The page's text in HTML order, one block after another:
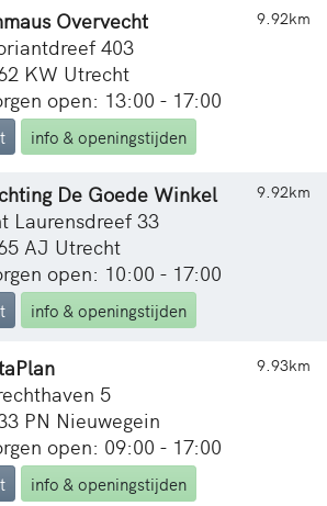
9.92km
Overvecht
403
KW Utrecht
open: 13:00 - 17:00
info & openingstijden
9.92km
De Goede Winkel
Laurensdreef 33
AJ Utrecht
open: 10:00 - 17:00
info & openingstijden
9.93km
5
PN Nieuwegein
open: 09:00 - 17:00
info & openingstijden